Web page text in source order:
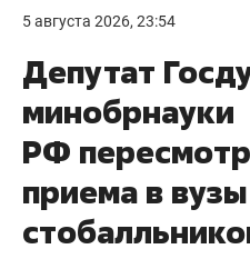
5 августа 2026, 23:54
Депутат
минобрнауки
РФ
приема в